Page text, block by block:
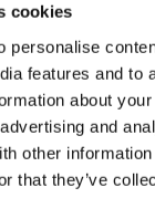
cookies
personalise
features and to
about
and
other information
that they’ve